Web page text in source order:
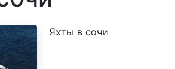
Яхты в сочи